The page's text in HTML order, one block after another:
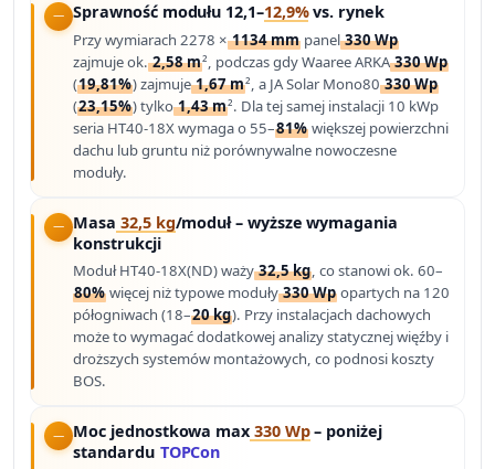
Sprawność modułu 12,1–12,9%vs. rynek
Przy wymiarach 2278 ×1134 mm panel330 Wp
zajmuje ok.2,58 m², podczas gdy Waaree ARKA330 Wp
(19,81%) zajmuje1,67 m², a JA Solar Mono80330 Wp
(23,15%) tylko1,43 m². Dla tej samej instalacji 10 kWp
seria HT40-18X wymaga o 55–81% większej powierzchni
dachu lub gruntu niż porównywalne nowoczesne
moduły.
Masa 32,5 kg/moduł – wyższe wymagania
konstrukcji
Moduł HT40-18X(ND) waży32,5 kg, co stanowi ok. 60–
80% więcej niż typowe moduły330 Wp opartych na 120
półogniwach (18–20 kg). Przy instalacjach dachowych
może to wymagać dodatkowej analizy statycznej więźby i
droższych systemów montażowych, co podnosi koszty
BOS.
Moc jednostkowa max 330 Wp– poniżej
standardu TOPCon